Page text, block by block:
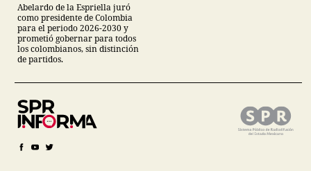
Abelardo de la Espriella juró
como presidente de Colombia
para el periodo 2026-2030 y
prometió gobernar para todos
los colombianos, sin distinción
de partidos.